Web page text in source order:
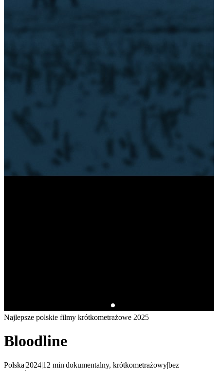
Najlepsze polskie filmy krótkometrażowe 2025
Bloodline
Polska|2024|12 min|dokumentalny, krótkometrażowy|bez